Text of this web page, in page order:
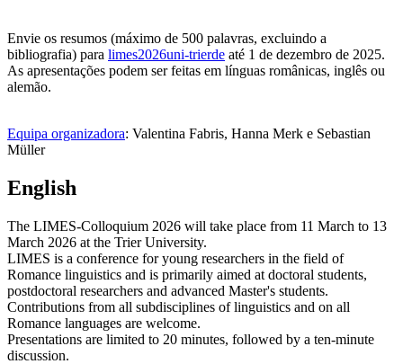
Envie os resumos (máximo de 500 palavras, excluindo a
bibliografia) para limes2026uni-trierde até 1 de dezembro de 2025.
As apresentações podem ser feitas em línguas românicas, inglês ou
alemão.
Equipa organizadora: Valentina Fabris, Hanna Merk e Sebastian
Müller
English
The LIMES-Colloquium 2026 will take place from 11 March to 13
March 2026 at the Trier University.
LIMES is a conference for young researchers in the field of
Romance linguistics and is primarily aimed at doctoral students,
postdoctoral researchers and advanced Master's students.
Contributions from all subdisciplines of linguistics and on all
Romance languages are welcome.
Presentations are limited to 20 minutes, followed by a ten-minute
discussion.